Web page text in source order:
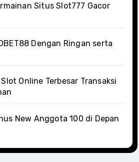
Situs Slot777 Gacor
Dengan Ringan serta
Online Terbesar Transaksi
New Anggota 100 di Depan